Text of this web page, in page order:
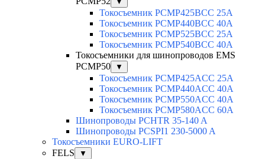
Токосъемник PCMP425BCC 25А
Токосъемник PCMP440BCC 40А
Токосъемник PCMP525BCC 25А
Токосъемник PCMP540BCC 40А
Токосъемники для шинопроводов EMS
PCMP50
▼
Токосъемник PCMP425ACC 25А
Токосъемник PCMP440ACC 40А
Токосъемник PCMP550ACC 40A
Токосъемник PCMP580ACC 60A
Шинопроводы PCHTR 35-140 A
Шинопроводы PCSPI1 230-5000 A
Токосъемники EURO-LIFT
FELS
▼